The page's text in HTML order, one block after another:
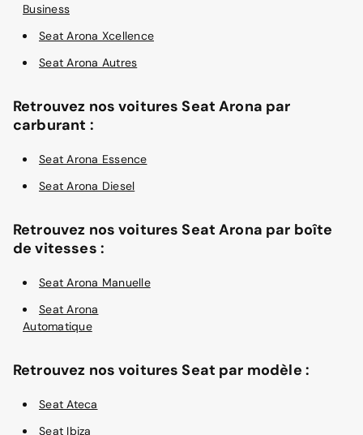
Business
Seat Arona Xcellence
Seat Arona Autres
Retrouvez nos voitures Seat Arona par
carburant :
Seat Arona Essence
Seat Arona Diesel
Retrouvez nos voitures Seat Arona par boîte
de vitesses :
Seat Arona Manuelle
Seat Arona
Automatique
Retrouvez nos voitures Seat par modèle :
Seat Ateca
Seat Ibiza